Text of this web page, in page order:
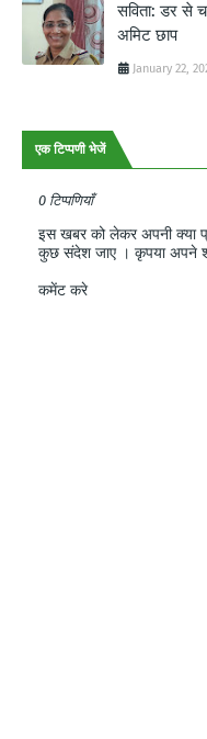
सविता: डर से
अमिट छाप
January 22,
एक टिप्पणी भेजें
0 टिप्पणियाँ
इस खबर को लेकर अपनी क्या
कुछ संदेश जाए । कृपया अपने
कमेंट करे